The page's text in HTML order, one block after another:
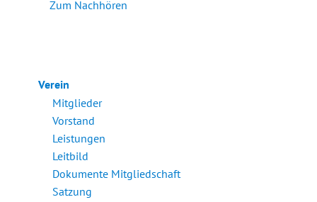
Zum Nachhören
Verein
Mitglieder
Vorstand
Leistungen
Leitbild
Dokumente Mitgliedschaft
Satzung